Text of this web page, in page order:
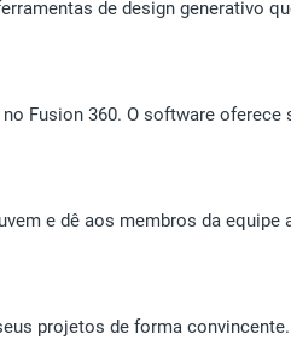
de design generativo
Fusion 360. O software
e dê aos membros da
projetos de forma